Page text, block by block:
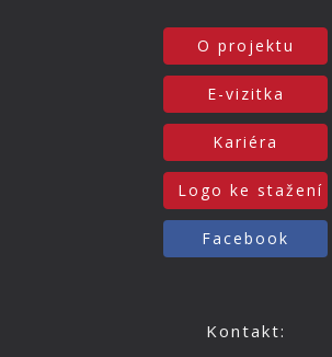
O projektu
E-vizitka
Kariéra
Logo ke stažení
Facebook
Kontakt: